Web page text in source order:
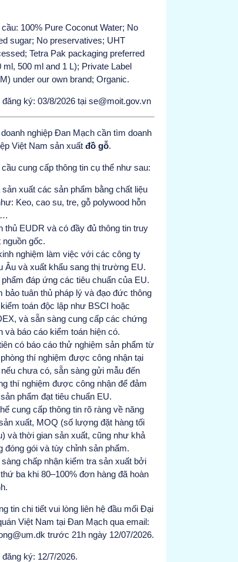
100% Pure Coconut Water; No
sugar; No preservatives; UHT
Tetra Pak packaging preferred
ml, 500 ml and 1 L); Private Label
under our own brand; Organic.
đăng ký: 03/8/2026 tại se@moit.gov.vn
nghiệp Đan Mạch cần tìm doanh
Việt Nam sản xuất đồ gỗ.
cầu cung cấp thông tin cụ thể như sau:
sản xuất các sản phẩm bằng chất liệu
Keo, cao su, tre, gỗ polywood hỗn
thủ EUDR và có đầy đủ thông tin truy
nguồn gốc.
nghiệm làm việc với các công ty
Âu và xuất khẩu sang thị trường EU.
phẩm đáp ứng các tiêu chuẩn của EU.
bảo tuân thủ pháp lý và đạo đức thông
toán độc lập như BSCI hoặc
và sẵn sàng cung cấp các chứng
và báo cáo kiểm toán hiện có.
có báo cáo thử nghiệm sản phẩm từ
thí nghiệm được công nhận tại
chưa có, sẵn sàng gửi mẫu đến
thí nghiệm được công nhận để đảm
phẩm đạt tiêu chuẩn EU.
cung cấp thông tin rõ ràng về năng
xuất, MOQ (số lượng đặt hàng tối
và thời gian sản xuất, cũng như khả
đóng gói và tùy chỉnh sản phẩm.
sàng chấp nhận kiểm tra sản xuất bởi
ba khi 80–100% đơn hàng đã hoàn
tin chi tiết vui lòng liên hệ đầu mối Đại
Việt Nam tại Đan Mạch qua email:
trước 21h ngày 12/07/2026.
đăng ký: 12/7/2026.